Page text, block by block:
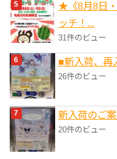
★《8月8日
ッチ！...
31件のビュー
■新入荷、再
26件のビュー
新入荷のご
20件のビュー